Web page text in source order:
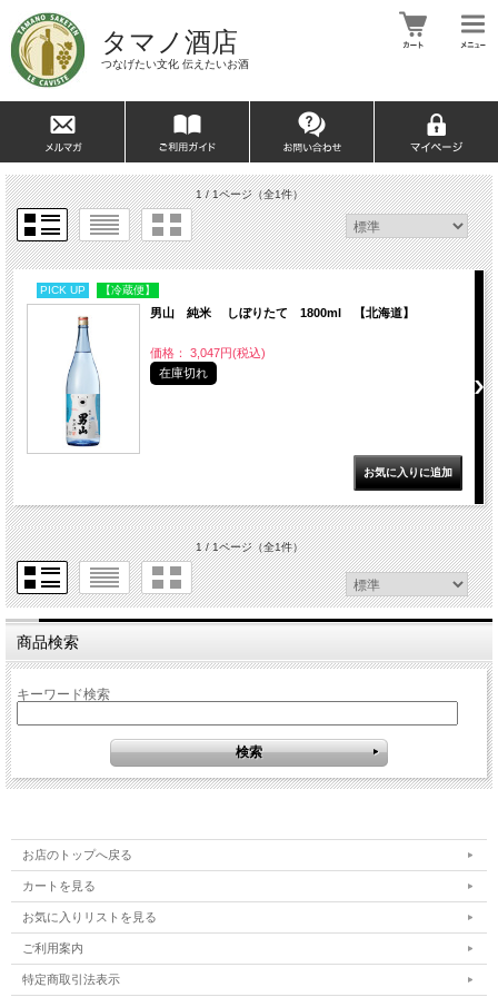
タマノ酒店
つなげたい文化 伝えたいお酒
1 / 1ページ（全1件）
PICK UP 【冷蔵便】
男山 純米 しぼりたて 1800ml 【北海道】
価格： 3,047円(税込)
在庫切れ
1 / 1ページ（全1件）
商品検索
キーワード検索
お店のトップへ戻る
カートを見る
お気に入りリストを見る
ご利用案内
特定商取引法表示